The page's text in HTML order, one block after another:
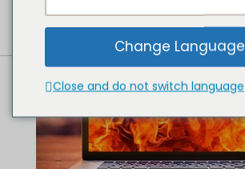
Change Language
Close and do not switch language